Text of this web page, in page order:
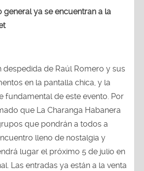
general ya se encuentran a la
despedida de Raúl Romero y sus
en la pantalla chica, y la
fundamental de este evento. Por
que La Charanga Habanera
que pondrán a todos a
lleno de nostalgia y
lugar el próximo 5 de julio en
Las entradas ya están a la venta